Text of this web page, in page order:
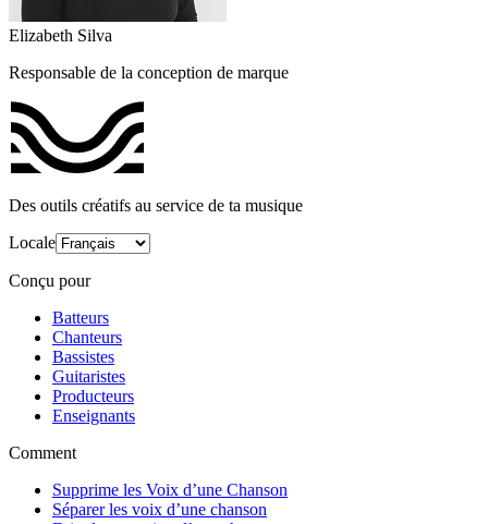
Elizabeth Silva
Responsable de la conception de marque
Des outils créatifs au service de ta musique
Locale
Conçu pour
Batteurs
Chanteurs
Bassistes
Guitaristes
Producteurs
Enseignants
Comment
Supprime les Voix d’une Chanson
Séparer les voix d’une chanson